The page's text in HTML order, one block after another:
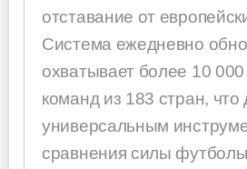
отставание от
Система ежедневно
охватывает более 10
команд из 183 стран, что
универсальным
сравнения силы